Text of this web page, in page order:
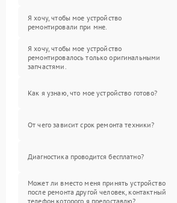
Я хочу, чтобы мое устройство
ремонтировали при мне.
Я хочу, чтобы мое устройство
ремонтировалось только оригинальными
запчастями.
Как я узнаю, что мое устройство готово?
От чего зависит срок ремонта техники?
Диагностика проводится бесплатно?
Может ли вместо меня принять устройство
после ремонта другой человек, контактный
телефон которого я предоставлю?